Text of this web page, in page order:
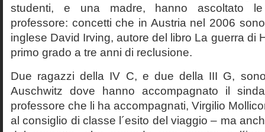
studenti, e una madre, hanno ascoltato le
professore: concetti che in Austria nel 2006
inglese David Irving, autore del libro La guerra di
primo grado a tre anni di reclusione.
Due ragazzi della IV C, e due della III G,
Auschwitz dove hanno accompagnato il
professore che li ha accompagnati, Virgilio
al consiglio di classe l´esito del viaggio – ma